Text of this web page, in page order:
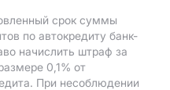
срок суммы
по автокредиту банк-
начислить штраф за
0,1% от
При несоблюдении